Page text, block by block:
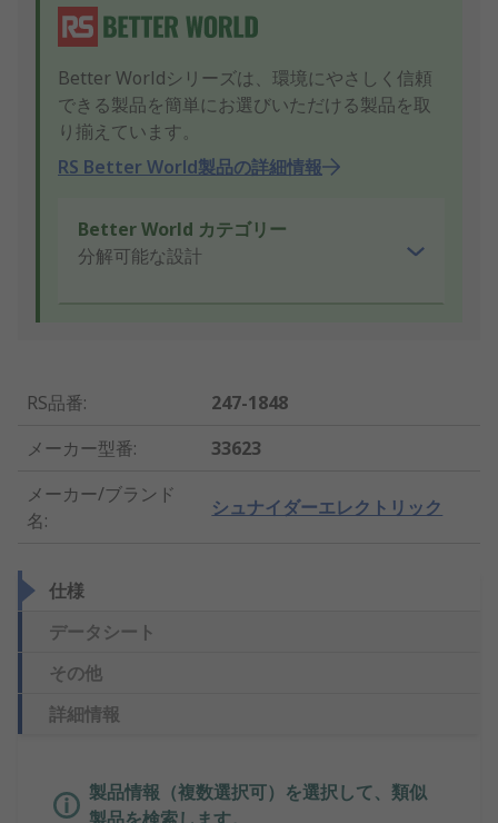
Better Worldシリーズは、環境にやさしく信頼
できる製品を簡単にお選びいただける製品を取
り揃えています。
RS Better World製品の詳細情報
Better World カテゴリー
分解可能な設計
RS品番:
247-1848
メーカー型番:
33623
メーカー/ブランド
名:
シュナイダーエレクトリック
仕様
データシート
その他
詳細情報
製品情報（複数選択可）を選択して、類似